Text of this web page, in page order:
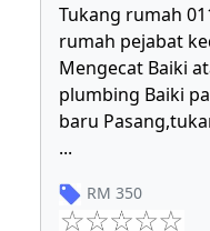
Tukang rumah
rumah pejabat
Mengecat Baiki
plumbing Baiki
baru
...
RM 350